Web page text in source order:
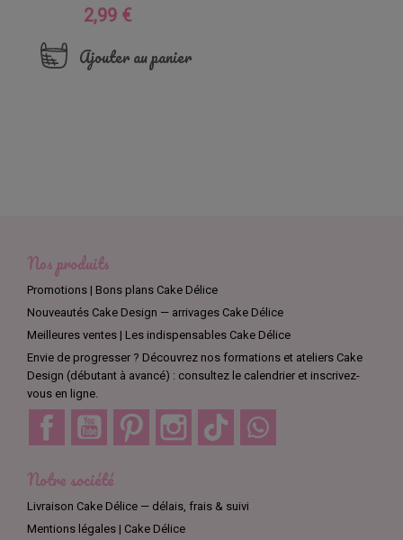
Prix
2,99 €
Ajouter au panier
Nos produits
Promotions | Bons plans Cake Délice
Nouveautés Cake Design — arrivages Cake Délice
Meilleures ventes | Les indispensables Cake Délice
Envie de progresser ? Découvrez nos formations et ateliers Cake
Design (débutant à avancé) : consultez le calendrier et inscrivez-
vous en ligne.
Facebook YouTube Pinterest Instagram TikTok
Notre société
Livraison Cake Délice — délais, frais & suivi
Mentions légales | Cake Délice